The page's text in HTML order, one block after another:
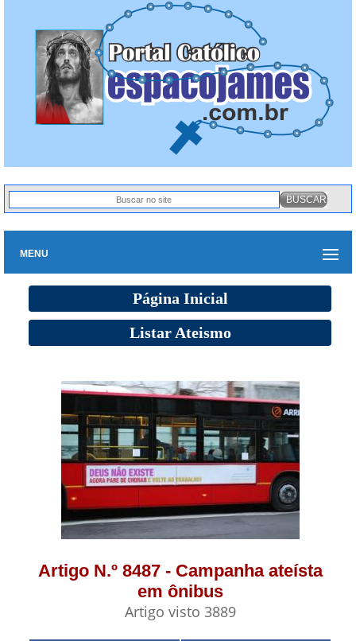
MENU
Página Inicial
Listar Ateismo
Artigo N.º 8487 - Campanha ateísta
em ônibus
Artigo visto 3889